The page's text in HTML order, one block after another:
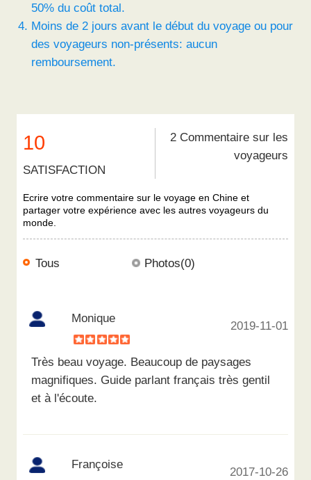
50% du coût total.
Moins de 2 jours avant le début du voyage ou pour
des voyageurs non-présents: aucun
remboursement.
10
SATISFACTION
2 Commentaire sur les
voyageurs
Ecrire votre commentaire sur le voyage en Chine et
partager votre expérience avec les autres voyageurs du
monde.
Tous Photos(0)
Monique
2019-11-01
Très beau voyage. Beaucoup de paysages
magnifiques. Guide parlant français très gentil
et à l'écoute.
Françoise
2017-10-26